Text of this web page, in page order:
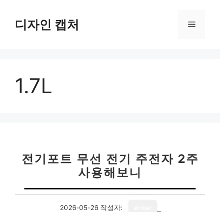
디자인 캡처 메
1.7L
전기포트 무선 전기 주전자 2주
사용해보니
2026-05-26 작성자: